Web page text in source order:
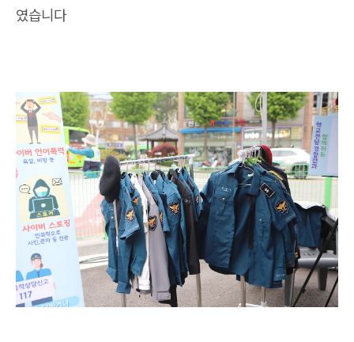
였습니다